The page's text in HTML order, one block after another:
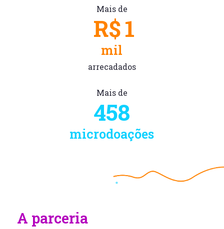
Mais de
R$1
mil
arrecadados
Mais de
458
microdoações
A parceria